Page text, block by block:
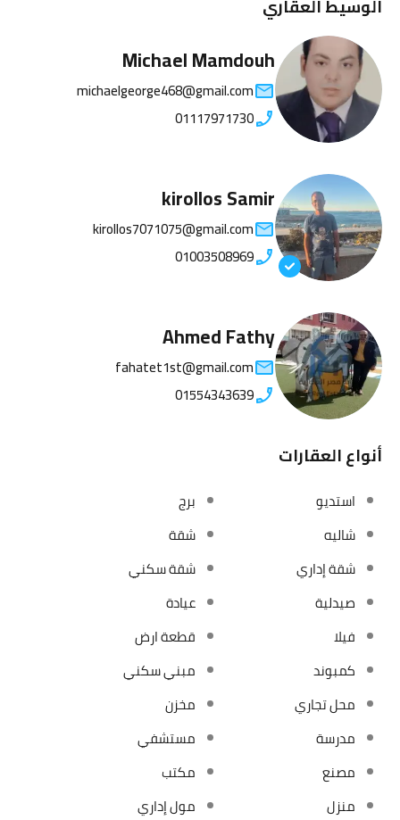
الوسيط العقاري
Michael Mamdouh
michaelgeorge468@gmail.com
01117971730
kirollos Samir
kirollos7071075@gmail.com
01003508969
Ahmed Fathy
fahatet1st@gmail.com
01554343639
أنواع العقارات
استديو
برج
شاليه
شقة
شقة إداري
شقة سكني
صيدلية
عيادة
فيلا
قطعة ارض
كمبوند
مبني سكني
محل تجاري
مخزن
مدرسة
مستشفي
مصنع
مكتب
منزل
مول إداري